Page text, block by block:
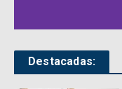
Destacadas: